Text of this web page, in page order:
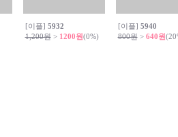
[이플] 5932
1,200원> 1200원(0%)
[이플] 5940
800원> 640원